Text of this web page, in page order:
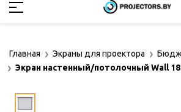
Главная Экраны для проектора
Экран настенный/потолочный Wall